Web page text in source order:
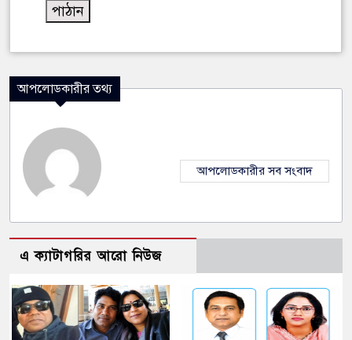
আপলোডকারীর তথ্য
আপলোডকারীর সব সংবাদ
এ ক্যাটাগরির আরো নিউজ